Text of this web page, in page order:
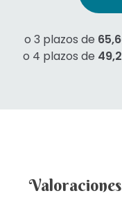
Valoraciones